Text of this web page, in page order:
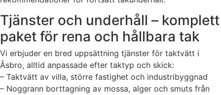
Tjänster och underhåll – komplett
paket för rena och hållbara tak
Vi erbjuder en bred uppsättning tjänster för taktvätt i
Åsbro, alltid anpassade efter taktyp och skick:
– Taktvätt av villa, större fastighet och industribyggnad
– Noggrann borttagning av mossa, alger och smuts från